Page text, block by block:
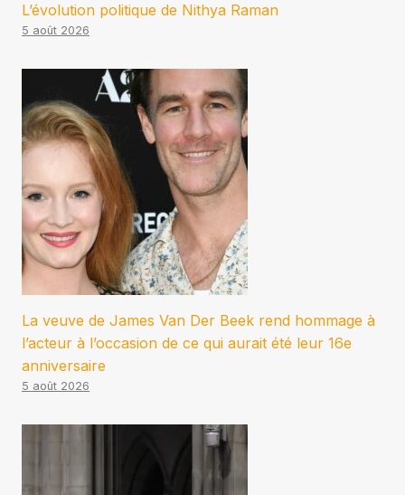
L’évolution politique de Nithya Raman
5 août 2026
La veuve de James Van Der Beek rend hommage à
l’acteur à l’occasion de ce qui aurait été leur 16e
anniversaire
5 août 2026